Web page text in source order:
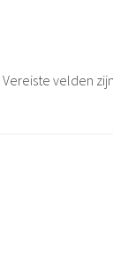
Vereiste velden